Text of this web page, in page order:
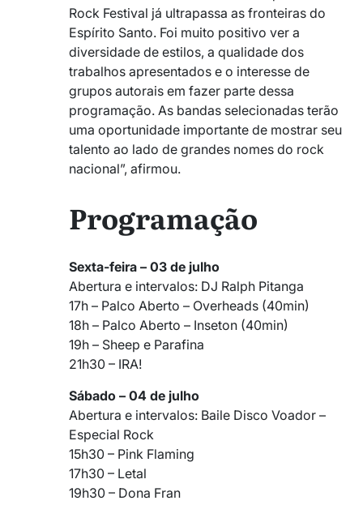
Rock Festival já ultrapassa as fronteiras do
Espírito Santo. Foi muito positivo ver a
diversidade de estilos, a qualidade dos
trabalhos apresentados e o interesse de
grupos autorais em fazer parte dessa
programação. As bandas selecionadas terão
uma oportunidade importante de mostrar seu
talento ao lado de grandes nomes do rock
nacional”, afirmou.
Programação
Sexta-feira – 03 de julho
Abertura e intervalos: DJ Ralph Pitanga
17h – Palco Aberto – Overheads (40min)
18h – Palco Aberto – Inseton (40min)
19h – Sheep e Parafina
21h30 – IRA!
Sábado – 04 de julho
Abertura e intervalos: Baile Disco Voador –
Especial Rock
15h30 – Pink Flaming
17h30 – Letal
19h30 – Dona Fran